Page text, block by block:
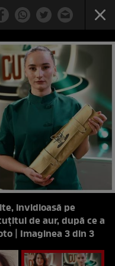
invidioasă pe
de aur, după ce a
| Imaginea 3 din 3